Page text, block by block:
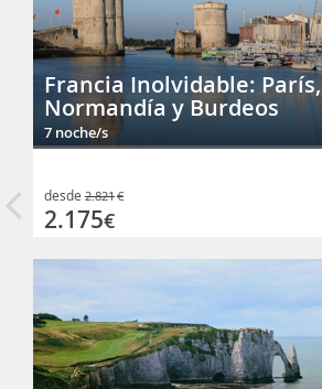
Francia Inolvidable: París,
Normandía y Burdeos
7 noche/s
desde 2.821€
2.175€